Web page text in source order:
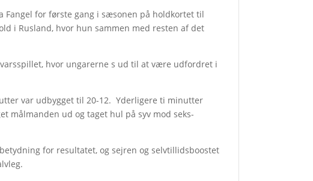
Fangel for første gang i sæsonen på holdkortet til
i Rusland, hvor hun sammen med resten af det
hvor ungarerne s ud til at være udfordret i
var udbygget til 20-12. Yderligere ti minutter
målmanden ud og taget hul på syv mod seks-
for resultatet, og sejren og selvtillidsboostet